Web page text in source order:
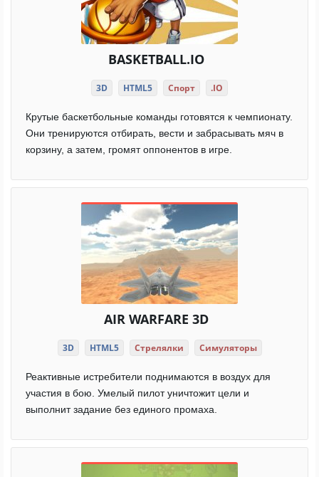
BASKETBALL.IO
3D HTML5 Спорт .IO
Крутые баскетбольные команды готовятся к чемпионату.
Они тренируются отбирать, вести и забрасывать мяч в
корзину, а затем, громят оппонентов в игре.
AIR WARFARE 3D
3D HTML5 Стрелялки Симуляторы
Реактивные истребители поднимаются в воздух для
участия в бою. Умелый пилот уничтожит цели и
выполнит задание без единого промаха.